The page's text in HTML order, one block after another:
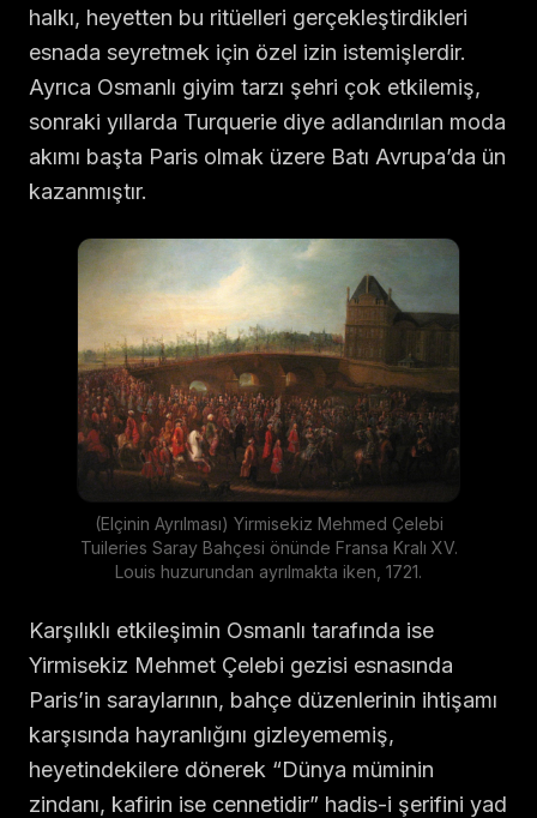
halkı, heyetten bu ritüelleri gerçekleştirdikleri
esnada seyretmek için özel izin istemişlerdir.
Ayrıca Osmanlı giyim tarzı şehri çok etkilemiş,
sonraki yıllarda Turquerie diye adlandırılan moda
akımı başta Paris olmak üzere Batı Avrupa’da ün
kazanmıştır.
(Elçinin Ayrılması) Yirmisekiz Mehmed Çelebi
Tuileries Saray Bahçesi önünde Fransa Kralı XV.
Louis huzurundan ayrılmakta iken, 1721.
Karşılıklı etkileşimin Osmanlı tarafında ise
Yirmisekiz Mehmet Çelebi gezisi esnasında
Paris’in saraylarının, bahçe düzenlerinin ihtişamı
karşısında hayranlığını gizleyememiş,
heyetindekilere dönerek “Dünya müminin
zindanı, kafirin ise cennetidir” hadis-i şerifini yad